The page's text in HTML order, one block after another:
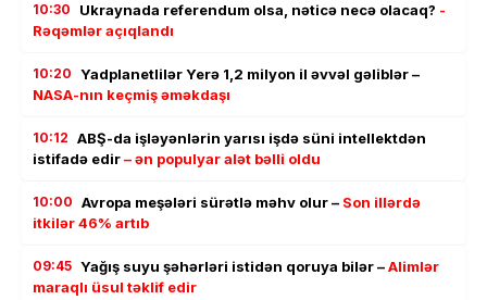
10:30 Ukraynada referendum olsa, nəticə necə olacaq? -
Rəqəmlər açıqlandı
10:20 Yadplanetlilər Yerə 1,2 milyon il əvvəl gəliblər –
NASA-nın keçmiş əməkdaşı
10:12 ABŞ-da işləyənlərin yarısı işdə süni intellektdən
istifadə edir– ən populyar alət bəlli oldu
10:00 Avropa meşələri sürətlə məhv olur – Son illərdə
itkilər 46% artıb
09:45 Yağış suyu şəhərləri istidən qoruya bilər –Alimlər
maraqlı üsul təklif edir